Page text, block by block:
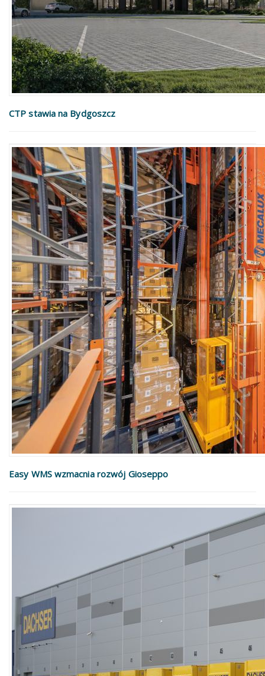
CTP stawia na Bydgoszcz
Easy WMS wzmacnia rozwój Gioseppo